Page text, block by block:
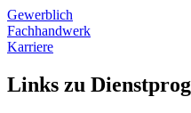
Gewerblich
Fachhandwerk
Karriere
Links zu